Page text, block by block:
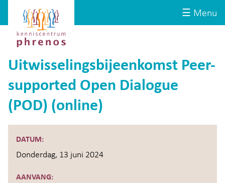
☰ Menu
Kenniscentrum
Phrenos
website
Uitwisselingsbijeenkomst Peer-
supported Open Dialogue
(POD) (online)
DATUM:
Donderdag, 13 juni 2024
AANVANG: